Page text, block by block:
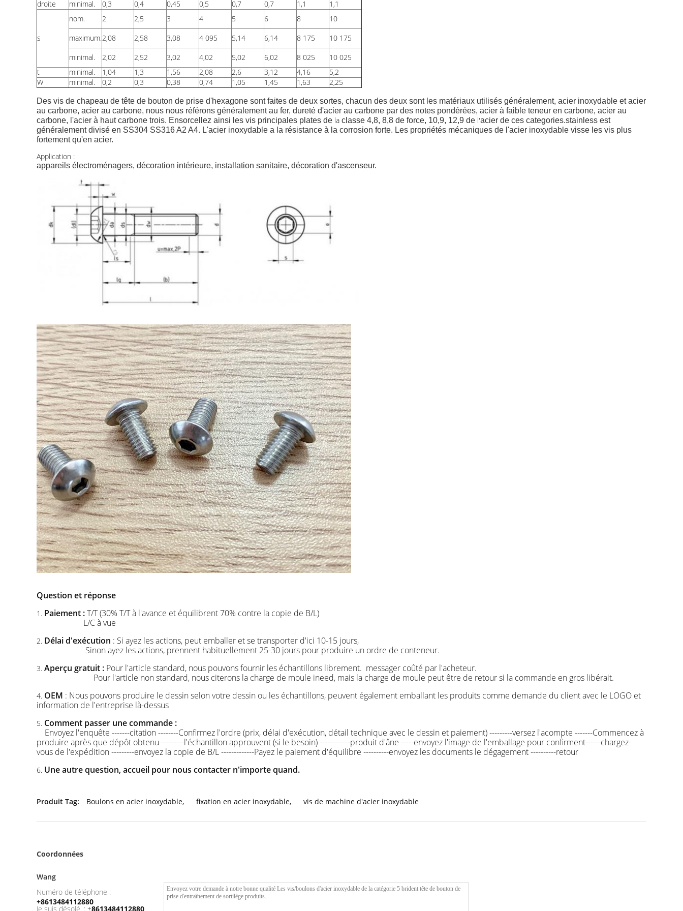
droite minimal. 0,3 0,4 0,45 0,5 0,7 0,7 1,1 1,1
s
nom. 2 2,5 3 4 5 6 8
10
maximum.2,08 2,58 3,08 4 095 5,14 6,14 8 175
10 175
minimal.
2,02 2,52 3,02 4,02 5,02 6,02 8 025
10 025
t
minimal. 1,04 1,3 1,56 2,08 2,6 3,12 4,16
5,2
W
minimal. 0,2 0,3 0,38 0,74 1,05 1,45 1,63 2,25
Des vis de chapeau de tête de bouton de prise d'hexagone sont faites de deux sortes, chacun des deux sont les matériaux utilisés généralement, acier inoxydable et acier
au carbone, acier au carbone, nous nous référons généralement au fer, dureté d'acier au carbone par des notes pondérées, acier à faible teneur en carbone, acier au
carbone, l'acier à haut carbone trois. Ensorcellez ainsi les vis principales plates de la classe 4,8, 8,8 de force, 10,9, 12,9 de l'acier de ces categories.stainless est
généralement divisé en SS304 SS316 A2 A4. L'acier inoxydable a la résistance à la corrosion forte. Les propriétés mécaniques de l'acier inoxydable visse les vis plus
fortement qu'en acier.
Application :
appareils électroménagers, décoration intérieure, installation sanitaire, décoration d'ascenseur.
Question et réponse
1. Paiement :T/T (30% T/T à l'avance et équilibrent 70% contre la copie de B/L)
L/C à vue
2. Délai d'exécution : Si ayez les actions, peut emballer et se transporter d'ici 10-15 jours,
Sinon ayez les actions, prennent habituellement 25-30 jours pour produire un ordre de conteneur.
3. Aperçu gratuit : Pour l'article standard, nous pouvons fournir les échantillons librement. messager coûté par l'acheteur.
Pour l'article non standard, nous citerons la charge de moule ineed, mais la charge de moule peut être de retour si la commande en gros libérait.
4. OEM : Nous pouvons produire le dessin selon votre dessin ou les échantillons, peuvent également emballant les produits comme demande du client avec le LOGO et
information de l'entreprise là-dessus
5. Comment passer une commande :
Envoyez l'enquête -------citation --------Confirmez l'ordre (prix, délai d'exécution, détail technique avec le dessin et paiement) ---------versez l'acompte -------Commencez à
produire après que dépôt obtenu ---------l'échantillon approuvent (si le besoin) ------------produit d'âne -----envoyez l'image de l'emballage pour confirment------chargez-
vous de l'expédition ---------envoyez la copie de B/L -------------Payez le paiement d'équilibre ----------envoyez les documents le dégagement ----------retour
6. Une autre question, accueil pour nous contacter n'importe quand.
Produit Tag: Boulons en acier inoxydable, fixation en acier inoxydable, vis de machine d'acier inoxydable
Coordonnées
Wang
Numéro de téléphone :
+8613484112880
Je suis désolé. : +8613484112880